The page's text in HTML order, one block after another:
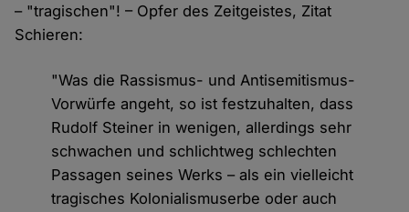
– "tragischen"! – Opfer des Zeitgeistes, Zitat
Schieren:
"Was die Rassismus- und Antisemitismus-
Vorwürfe angeht, so ist festzuhalten, dass
Rudolf Steiner in wenigen, allerdings sehr
schwachen und schlichtweg schlechten
Passagen seines Werks – als ein vielleicht
tragisches Kolonialismuserbe oder auch